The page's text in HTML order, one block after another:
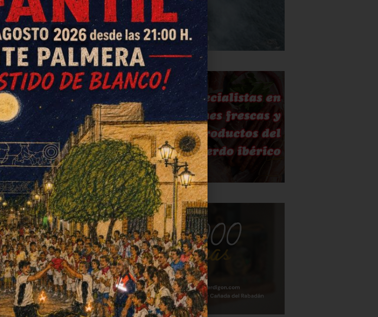
Algarbes. En
el
la octava
conocer la derrota
pronto supo hacerse